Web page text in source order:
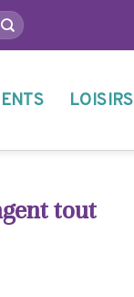
LOISIRS
tout